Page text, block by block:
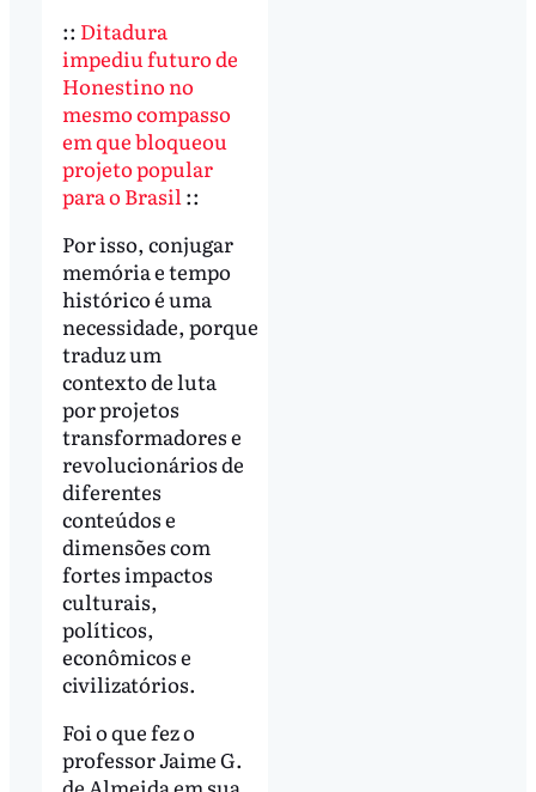
:: Ditadura
impediu futuro de
Honestino no
mesmo compasso
em que bloqueou
projeto popular
para o Brasil::
Por isso, conjugar
memória e tempo
histórico é uma
necessidade, porque
traduz um
contexto de luta
por projetos
transformadores e
revolucionários de
diferentes
conteúdos e
dimensões com
fortes impactos
culturais,
políticos,
econômicos e
civilizatórios.
Foi o que fez o
professor Jaime G.